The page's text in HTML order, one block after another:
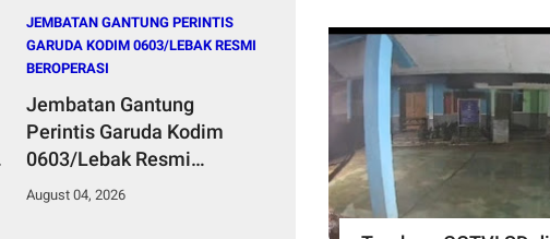
JEMBATAN GANTUNG PERINTIS
GARUDA KODIM 0603/LEBAK RESMI
BEROPERASI
Jembatan Gantung
Perintis Garuda Kodim
0603/Lebak Resmi
Beroperasi, Permudah
August 04, 2026